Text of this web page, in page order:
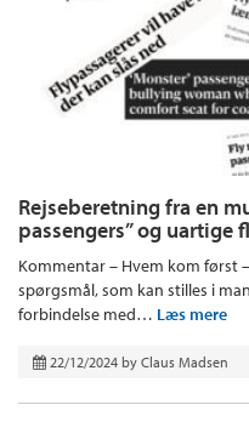
Rejseberetning fra en
passengers” og uartige
Kommentar – Hvem kom først
spørgsmål, som kan stilles i
forbindelse med… Læs mere
22/12/2024 by Claus Madsen